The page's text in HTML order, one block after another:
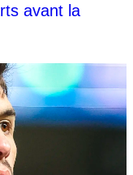
avant la